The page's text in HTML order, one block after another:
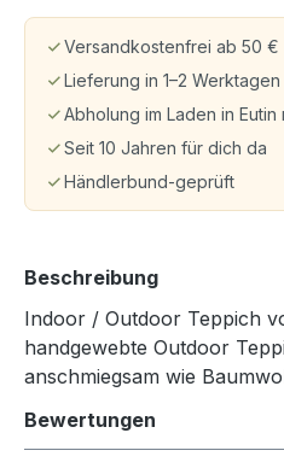
Versandkostenfrei ab 50 €
Lieferung in 1–2 Werktagen
Abholung im Laden in Eutin
Seit 10 Jahren für dich da
Händlerbund-geprüft
Beschreibung
Indoor / Outdoor Teppich
handgewebte Outdoor
anschmiegsam wie
Bewertungen